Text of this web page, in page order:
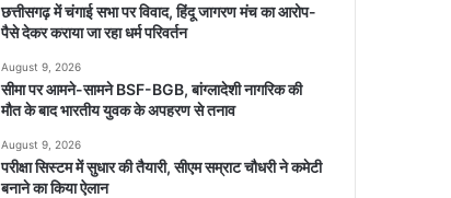
छत्तीसगढ़ में चंगाई सभा पर विवाद, हिंदू जागरण मंच का आरोप-
पैसे देकर कराया जा रहा धर्म परिवर्तन
August 9, 2026
सीमा पर आमने-सामने BSF-BGB, बांग्लादेशी नागरिक की
मौत के बाद भारतीय युवक के अपहरण से तनाव
August 9, 2026
परीक्षा सिस्टम में सुधार की तैयारी, सीएम सम्राट चौधरी ने कमेटी
बनाने का किया ऐलान